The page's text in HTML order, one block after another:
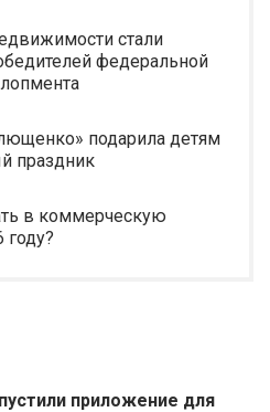
стали
федеральной
подарила детям
праздник
в коммерческую
приложение для